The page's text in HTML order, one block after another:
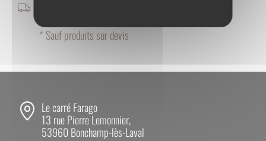
À PARTIR DE 400 € HT*
* Sauf produits sur devis
Le carré Farago
13 rue Pierre Lemonnier,
53960 Bonchamp-lès-Laval